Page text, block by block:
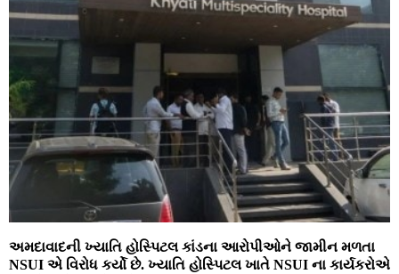
અમદાવાદની ખ્યાતિ હોસ્પિટલ કાંડના આરોપીઓને જામીન મળતા
NSUI એ વિરોધ કર્યો છે. ખ્યાતિ હોસ્પિટલ ખાતે NSUI ના કાર્યકરોએ